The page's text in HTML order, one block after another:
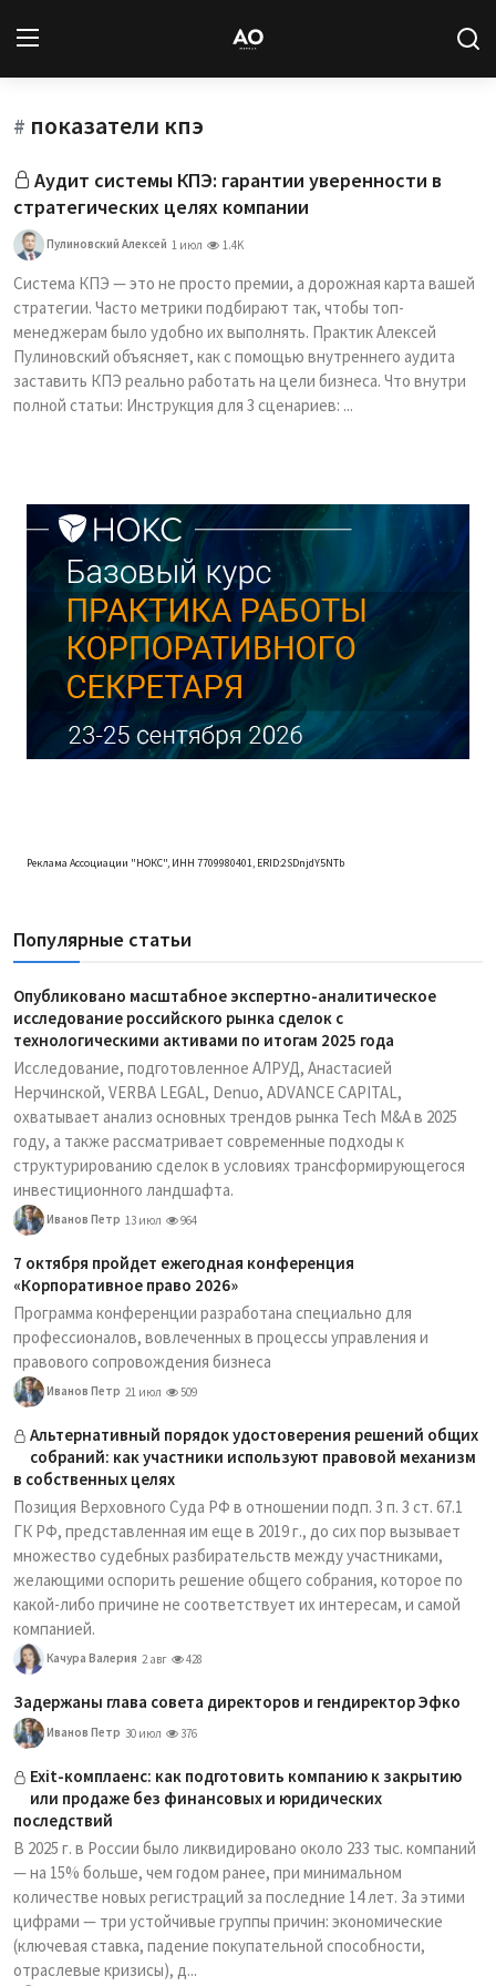
Вход
Новости
Статьи
Авторы
Архив
База знаний
# показатели кпэ
Аудит системы КПЭ: гарантии уверенности в
стратегических целях компании
Пулиновский Алексей 1 июл 1.4K
Система КПЭ — это не просто премии, а дорожная карта вашей
стратегии. Часто метрики подбирают так, чтобы топ-
менеджерам было удобно их выполнять. Практик Алексей
Пулиновский объясняет, как с помощью внутреннего аудита
заставить КПЭ реально работать на цели бизнеса. Что внутри
полной статьи: Инструкция для 3 сценариев: ...
Реклама Ассоциации "НОКС", ИНН 7709980401, ERID:2SDnjdY5NTb
Популярные статьи
Опубликовано масштабное экспертно-аналитическое
исследование российского рынка сделок с
технологическими активами по итогам 2025 года
Исследование, подготовленное АЛРУД, Анастасией
Нерчинской, VERBA LEGAL, Denuo, ADVANCE CAPITAL,
охватывает анализ основных трендов рынка Tech M&A в 2025
году, а также рассматривает современные подходы к
структурированию сделок в условиях трансформирующегося
инвестиционного ландшафта.
Иванов Петр 13 июл 964
7 октября пройдет ежегодная конференция
«Корпоративное право 2026»
Программа конференции разработана специально для
профессионалов, вовлеченных в процессы управления и
правового сопровождения бизнеса
Иванов Петр 21 июл 509
Альтернативный порядок удостоверения решений общих
собраний: как участники используют правовой механизм
в собственных целях
Позиция Верховного Суда РФ в отношении подп. 3 п. 3 ст. 67.1
ГК РФ, представленная им еще в 2019 г., до сих пор вызывает
множество судебных разбирательств между участниками,
желающими оспорить решение общего собрания, которое по
какой-либо причине не соответствует их интересам, и самой
компанией.
Качура Валерия 2 авг 428
Задержаны глава совета директоров и гендиректор Эфко
Иванов Петр 30 июл 376
Exit-комплаенс: как подготовить компанию к закрытию
или продаже без финансовых и юридических
последствий
В 2025 г. в России было ликвидировано около 233 тыс. компаний
— на 15% больше, чем годом ранее, при минимальном
количестве новых регистраций за последние 14 лет. За этими
цифрами — три устойчивые группы причин: экономические
(ключевая ставка, падение покупательной способности,
отраслевые кризисы), д...